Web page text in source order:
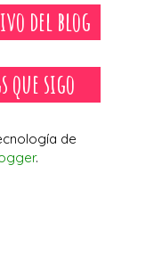
del blog
que sigo
de
.